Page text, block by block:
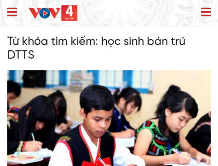
Từ khóa tìm kiếm: học sinh bán trú
DTTS